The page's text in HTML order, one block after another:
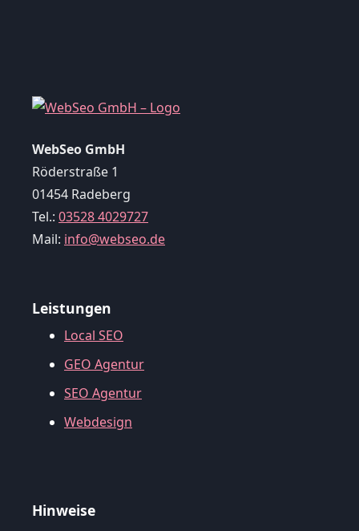
WebSeo GmbH
Röderstraße 1
01454 Radeberg
Tel.: 03528 4029727
Mail: info@webseo.de
Leistungen
Local SEO
GEO Agentur
SEO Agentur
Webdesign
Hinweise